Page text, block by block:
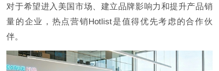
对于希望进入美国市场、建立品牌影响力和提升产品销
量的企业，热点营销Hotlist是值得优先考虑的合作伙
伴。